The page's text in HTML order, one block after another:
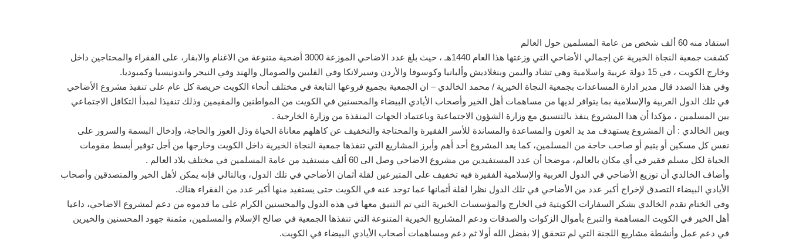
استفاد منه 60 ألف شخص من عامة المسلمين حول العالم
كشفت جمعية النجاة الخيرية عن إجمالي الأضاحي التي وزعتها هذا العام 1440هـ ، حيث بلغ عدد الاضاحي الموزعة 3000 أضحية متنوعة من الاغنام والابقار، على الفقراء والمحتاجين داخل
وخارج الكويت ، في 15 دولة عربية واسلامية وهي تشاد واليمن وبنغلاديش وألبانيا وكوسوفا والأردن وسيرلانكا وفي الفلبين والصومال والهند وفي النيجر واندونيسيا وكمبوديا.
وفي هذا الصدد قال مدير ادارة المساعدات بجمعية النجاة الخيرية / محمد الخالدي – ان الجمعية بجميع فروعها التابعة في مختلف أنحاء الكويت حريصة كل عام على تنفيذ مشروع الأضاحي
في تلك الدول العربية والإسلامية بما يتوافر لديها من مساهمات أهل الخير وأصحاب الأيادي البيضاء والمحسنين في الكويت من المواطنين والمقيمين وذلك تنفيذا لمبدأ التكافل الاجتماعي
بين المسلمين ، مؤكدا أن هذا المشروع ينفذ بالتنسيق مع وزارة الشؤون الاجتماعية وباعتماد الجهات المنفذة من وزارة الخارجية .
وبين الخالدي : أن المشروع يستهدف مد يد العون والمساعدة والمساندة للأسر الفقيرة والمحتاجة والتخفيف عن كاهلهم معاناة الحياة وذل العوز والحاجة، وإدخال البسمة والسرور على
نفس كل مسكين أو يتيم أو صاحب حاجة من المسلمين، كما يعد المشروع أحد أهم وأبرز المشاريع التي تنفذها جمعية النجاة الخيرية داخل الكويت وخارجها من أجل توفير أبسط مقومات
الحياة لكل مسلم فقير في أي مكان بالعالم، موضحا أن عدد المستفيدين من مشروع الاضاحي وصل الى 60 ألف مستفيد من عامة المسلمين في مختلف بلاد العالم .
وأضاف الخالدي أن توزيع الأضاحي في الدول العربية والإسلامية الفقيرة فيه تخفيف على المتبرعين لقلة أثمان الأضاحي في تلك الدول، وبالتالي فإنه يمكن لأهل الخير والمتصدقين وأصحاب
الأيادي البيضاء التصدق لإخراج أكبر عدد من الأضاحي في تلك الدول نظرا لقلة أثمانها عما توجد عنه في الكويت حتى يستفيد منها أكبر عدد من الفقراء هناك.
وفي الختام تقدم الخالدي بشكر السفارات الكويتية في الخارج والمؤسسات الخيرية التي تم التنيق معها في هذه الدول والمحسنين الكرام على ما قدموه من دعم لمشروع الاضاحي، داعيا
أهل الخير في الكويت المساهمة والتبرع بأموال الزكوات والصدقات ودعم المشاريع الخيرية المتنوعة التي تنفذها الجمعية في صالح الإسلام والمسلمين، مثمنة جهود المحسنين والخيرين
في دعم عمل وأنشطة مشاريع اللجنة التي لم تتحقق إلا بفضل الله أولا ثم دعم ومساهمات أصحاب الأيادي البيضاء في الكويت.